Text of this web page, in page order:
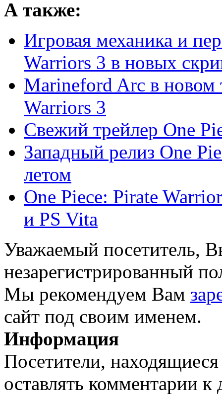
А также:
Игровая механика и
Warriors 3 в новых
Marineford Arc в новом
Warriors 3
Свежий трейлер One
Западный релиз One
летом
One Piece: Pirate
и PS Vita
Уважаемый посетитель,
незарегистрированный
Мы рекомендуем Вам
сайт под своим именем.
Информация
Посетители,
оставлять комментарии